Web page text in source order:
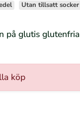
Utan tillsatt socker
på glutis glutenfria
köp